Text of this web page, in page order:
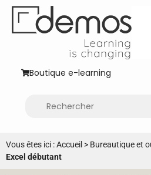
Boutique e-learning
Vous êtes ici :Accueil > Bureautique et
Excel débutant